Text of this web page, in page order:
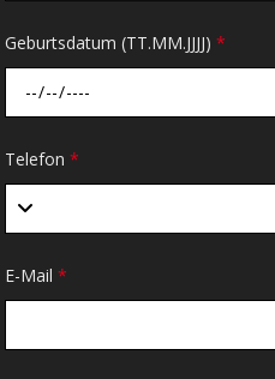
Geburtsdatum (TT.MM.JJJJ)*
Telefon*
E-Mail*